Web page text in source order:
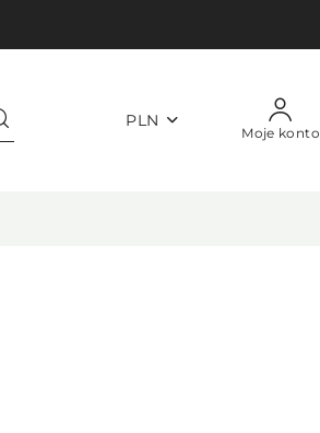
PLN
Moje konto